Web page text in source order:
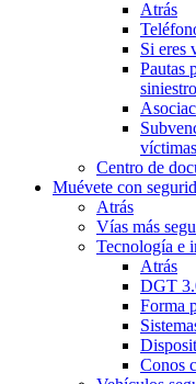
Atrás
Si eres
Pautas
víctimas
Centro de
Muévete con
Atrás
Vías más
Tecnología e
Atrás
DGT
Forma
Conos